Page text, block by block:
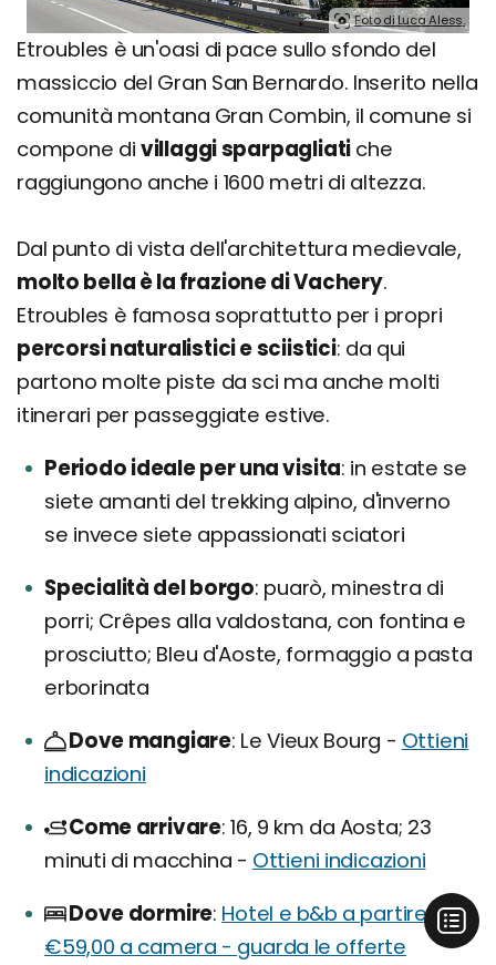
Foto di Luca Aless.
Etroubles è un'oasi di pace sullo sfondo del
massiccio del Gran San Bernardo. Inserito nella
comunità montana Gran Combin, il comune si
compone di villaggi sparpagliati che
raggiungono anche i 1600 metri di altezza.
Dal punto di vista dell'architettura medievale,
molto bella è la frazione di Vachery.
Etroubles è famosa soprattutto per i propri
percorsi naturalistici e sciistici: da qui
partono molte piste da sci ma anche molti
itinerari per passeggiate estive.
Periodo ideale per una visita in estate se
siete amanti del trekking alpino, d'inverno
se invece siete appassionati sciatori
Specialità del borgo puarò, minestra di
porri; Crêpes alla valdostana, con fontina e
prosciutto; Bleu d'Aoste, formaggio a pasta
erborinata
Dove mangiare Le Vieux Bourg - Ottieni
indicazioni
Come arrivare 16, 9 km da Aosta; 23
minuti di macchina - Ottieni indicazioni
Dove dormire Hotel e b&b a partire da
€59,00 a camera - guarda le offerte